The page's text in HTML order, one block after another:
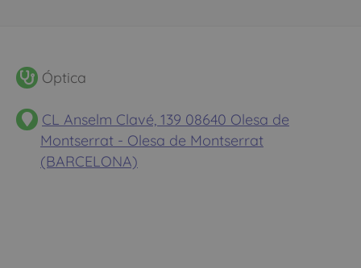
Óptica
CL Anselm Clavé, 139 08640 Olesa de
Montserrat - Olesa de Montserrat
(BARCELONA)